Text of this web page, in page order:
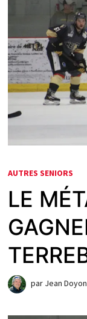
AUTRES SENIORS
LE
par Jean Doyon